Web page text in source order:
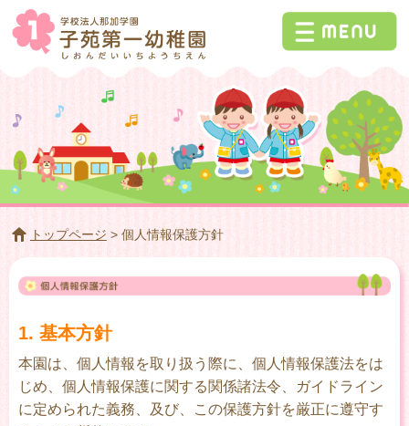
トップページ > 個人情報保護方針
1. 基本方針
本園は、個人情報を取り扱う際に、個人情報保護法をは
じめ、個人情報保護に関する関係諸法令、ガイドライン
に定められた義務、及び、この保護方針を厳正に遵守す